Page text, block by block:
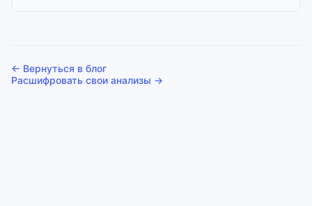
← Вернуться в блог
Расшифровать свои анализы →